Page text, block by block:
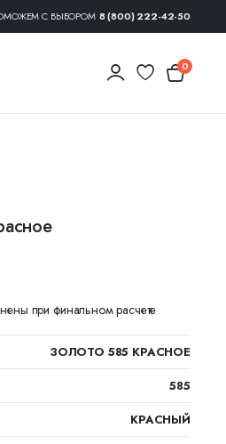
С ВЫБОРОМ 8 (800) 222-42-50
0
при финальном расчете
ЗОЛОТО 585 КРАСНОЕ
585
КРАСНЫЙ